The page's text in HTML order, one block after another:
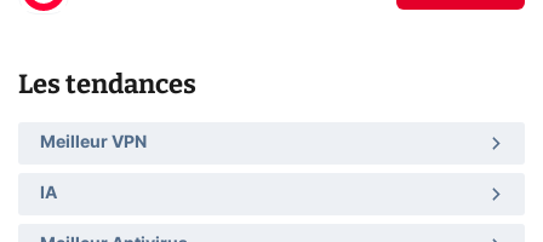
Les tendances
Meilleur VPN
IA